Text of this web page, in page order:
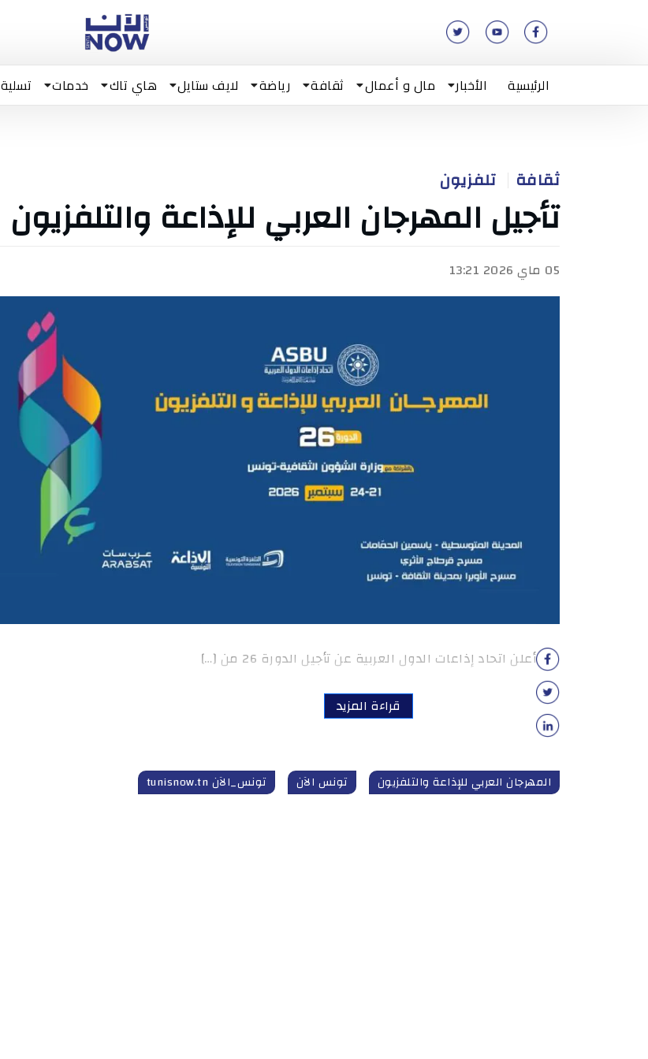
الرئيسية الأخبار مال و أعمال ثقافة رياضة لايف ستايل هاي تاك خدمات تسلية
ثقافة تلفزيون
تأجيل المهرجان العربي للإذاعة والتلفزيون
05 ماي 2026 13:21
أعلن اتحاد إذاعات الدول العربية عن تأجيل الدورة 26 من […]
قراءة المزيد
المهرجان العربي للإذاعة والتلفزيون تونس الآن تونس_الآن tunisnow.tn